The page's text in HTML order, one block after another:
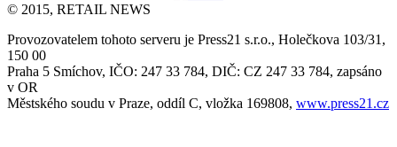
© 2015, RETAIL NEWS
Provozovatelem tohoto serveru je Press21 s.r.o., Holečkova 103/31,
150 00
Praha 5 Smíchov, IČO: 247 33 784, DIČ: CZ 247 33 784, zapsáno
v OR
Městského soudu v Praze, oddíl C, vložka 169808, www.press21.cz